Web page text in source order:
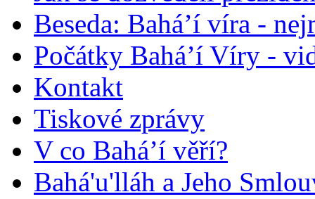
Beseda: Bahá’í víra -
Počátky Bahá’í Víry -
Kontakt
Tiskové zprávy
V co Bahá’í věří?
Bahá'u'lláh a Jeho